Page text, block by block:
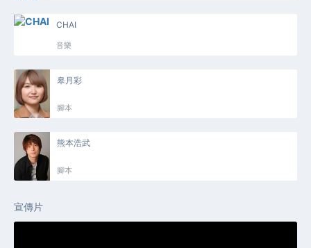
CHAI
音樂
皋月彩
腳本
熊本浩武
腳本
宣傳片